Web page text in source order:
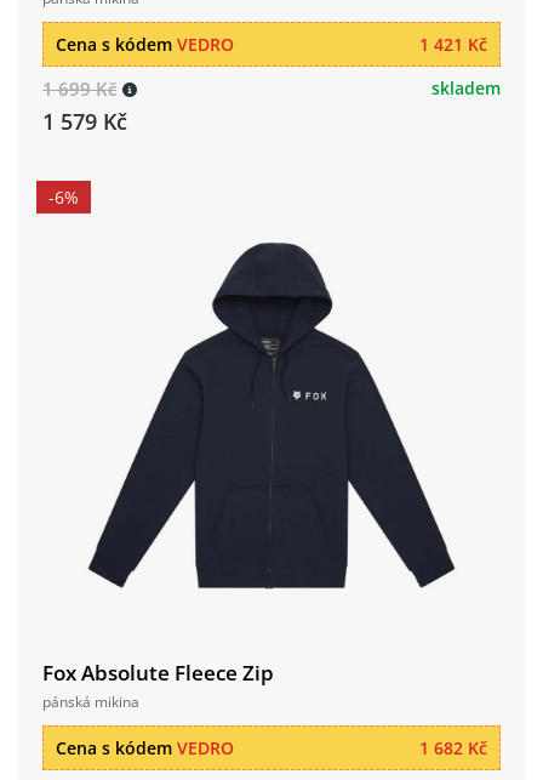
1 421 Kč
Cena s kódem VEDRO
1 699 Kč
1 579 Kč
skladem
-6%
Fox Absolute Fleece Zip
pánská mikina
1 682 Kč
Cena s kódem VEDRO